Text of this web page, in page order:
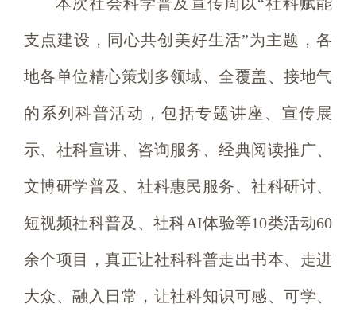
本次社会科学普及宣传周以“社科赋能
支点建设，同心共创美好生活”为主题，各
地各单位精心策划多领域、全覆盖、接地气
的系列科普活动，包括专题讲座、宣传展
示、社科宣讲、咨询服务、经典阅读推广、
文博研学普及、社科惠民服务、社科研讨、
短视频社科普及、社科AI体验等10类活动60
余个项目，真正让社科科普走出书本、走进
大众、融入日常，让社科知识可感、可学、